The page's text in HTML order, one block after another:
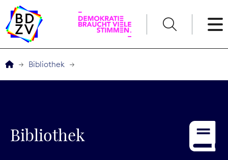
Service
Bibliothek
Bibliothek